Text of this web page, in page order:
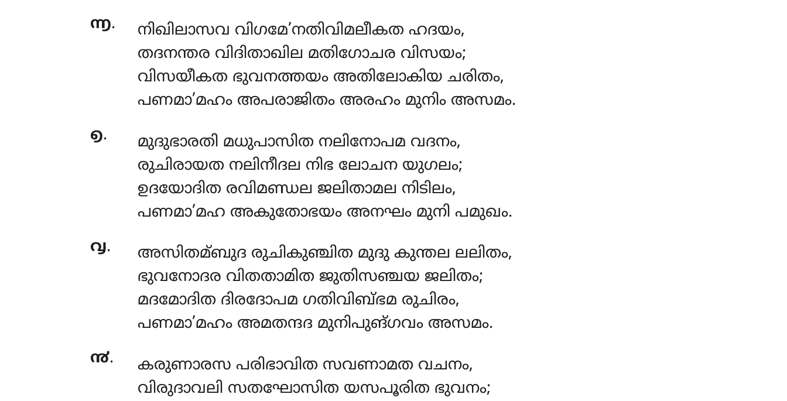
൬.
നിഖിലാസവ വിഗമേ’നതിവിമലീകത ഹദയം,
തദനന്തര വിദിതാഖില മതിഗോചര വിസയം;
വിസയീകത ഭുവനത്തയം അതിലോകിയ ചരിതം,
പണമാ’മഹം അപരാജിതം അരഹം മുനിം അസമം.
൭.
മുദുഭാരതി മധുപാസിത നലിനോപമ വദനം,
രുചിരായത നലിനീദല നിഭ ലോചന യുഗലം;
ഉദയോദിത രവിമണ്ഡല ജലിതാമല നിടിലം,
പണമാ’മഹ അകുതോഭയം അനഘം മുനി പമുഖം.
൮.
അസിതമ്ബുദ രുചികുഞ്ചിത മുദു കുന്തല ലലിതം,
ഭുവനോദര വിതതാമിത ജുതിസഞ്ചയ ജലിതം;
മദമോദിത ദിരദോപമ ഗതിവിബ്ഭമ രുചിരം,
പണമാ’മഹം അമതന്ദദ മുനിപുങ്ഗവം അസമം.
൯.
കരുണാരസ പരിഭാവിത സവണാമത വചനം,
വിരുദാവലി സതഘോസിത യസപൂരിത ഭുവനം;